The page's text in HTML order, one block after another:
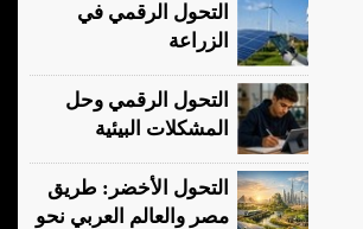
التحول الرقمي في
الزراعة
التحول الرقمي وحل
المشكلات البيئية
التحول الأخضر: طريق
مصر والعالم العربي نحو